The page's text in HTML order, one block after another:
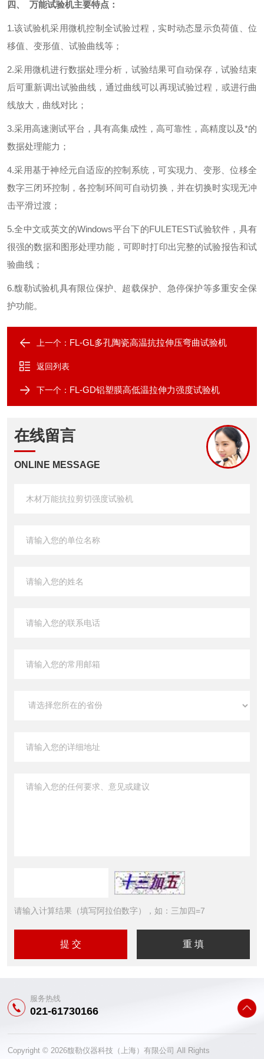
四、 万能试验机主要特点：
1.该试验机采用微机控制全试验过程，实时动态显示负荷值、位
移值、变形值、试验曲线等；
2.采用微机进行数据处理分析，试验结果可自动保存，试验结束
后可重新调出试验曲线，通过曲线可以再现试验过程，或进行曲
线放大，曲线对比；
3.采用高速测试平台，具有高集成性，高可靠性，高精度以及*的
数据处理能力；
4.采用基于神经元自适应的控制系统，可实现力、变形、位移全
数字三闭环控制，各控制环间可自动切换，并在切换时实现无冲
击平滑过渡；
5.全中文或英文的Windows平台下的FULETEST试验软件，具有
很强的数据和图形处理功能，可即时打印出完整的试验报告和试
验曲线；
6.馥勒试验机具有限位保护、超载保护、急停保护等多重安全保
护功能。
上一个： FL-GL多孔陶瓷高温抗拉伸压弯曲试验机
返回列表
下一个： FL-GD铝塑膜高低温拉伸力强度试验机
在线留言
ONLINE MESSAGE
请输入计算结果（填写阿拉伯数字），如：三加四=7
服务热线
021-61730166
Copyright © 2026馥勒仪器科技（上海）有限公司 All Rights